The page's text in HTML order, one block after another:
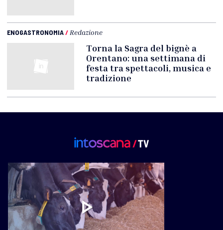
ENOGASTRONOMIA/Redazione
Torna la Sagra del bignè a
Orentano: una settimana di
festa tra spettacoli, musica e
tradizione